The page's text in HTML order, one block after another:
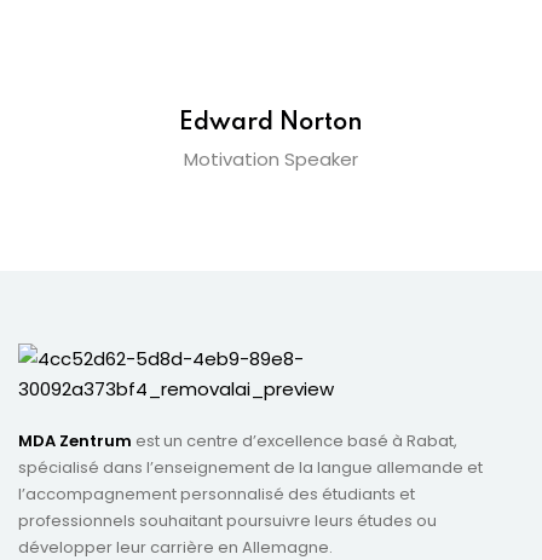
Edward Norton
Motivation Speaker
MDA Zentrum est un centre d’excellence basé à Rabat,
spécialisé dans l’enseignement de la langue allemande et
l’accompagnement personnalisé des étudiants et
professionnels souhaitant poursuivre leurs études ou
développer leur carrière en Allemagne.